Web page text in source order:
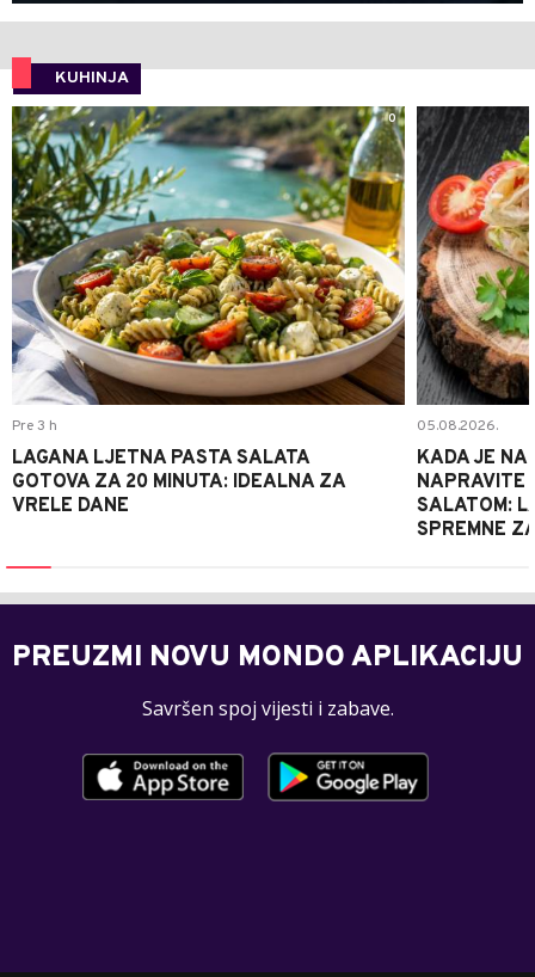
KUHINJA
0
Pre 3 h
LAGANA LJETNA PASTA SALATA
GOTOVA ZA 20 MINUTA: IDEALNA ZA
VRELE DANE
05.08.2026.
KADA JE
NAPRAVITE
SALATOM:
SPREMNE
PREUZMI NOVU MONDO APLIKACIJU
Savršen spoj vijesti i zabave.